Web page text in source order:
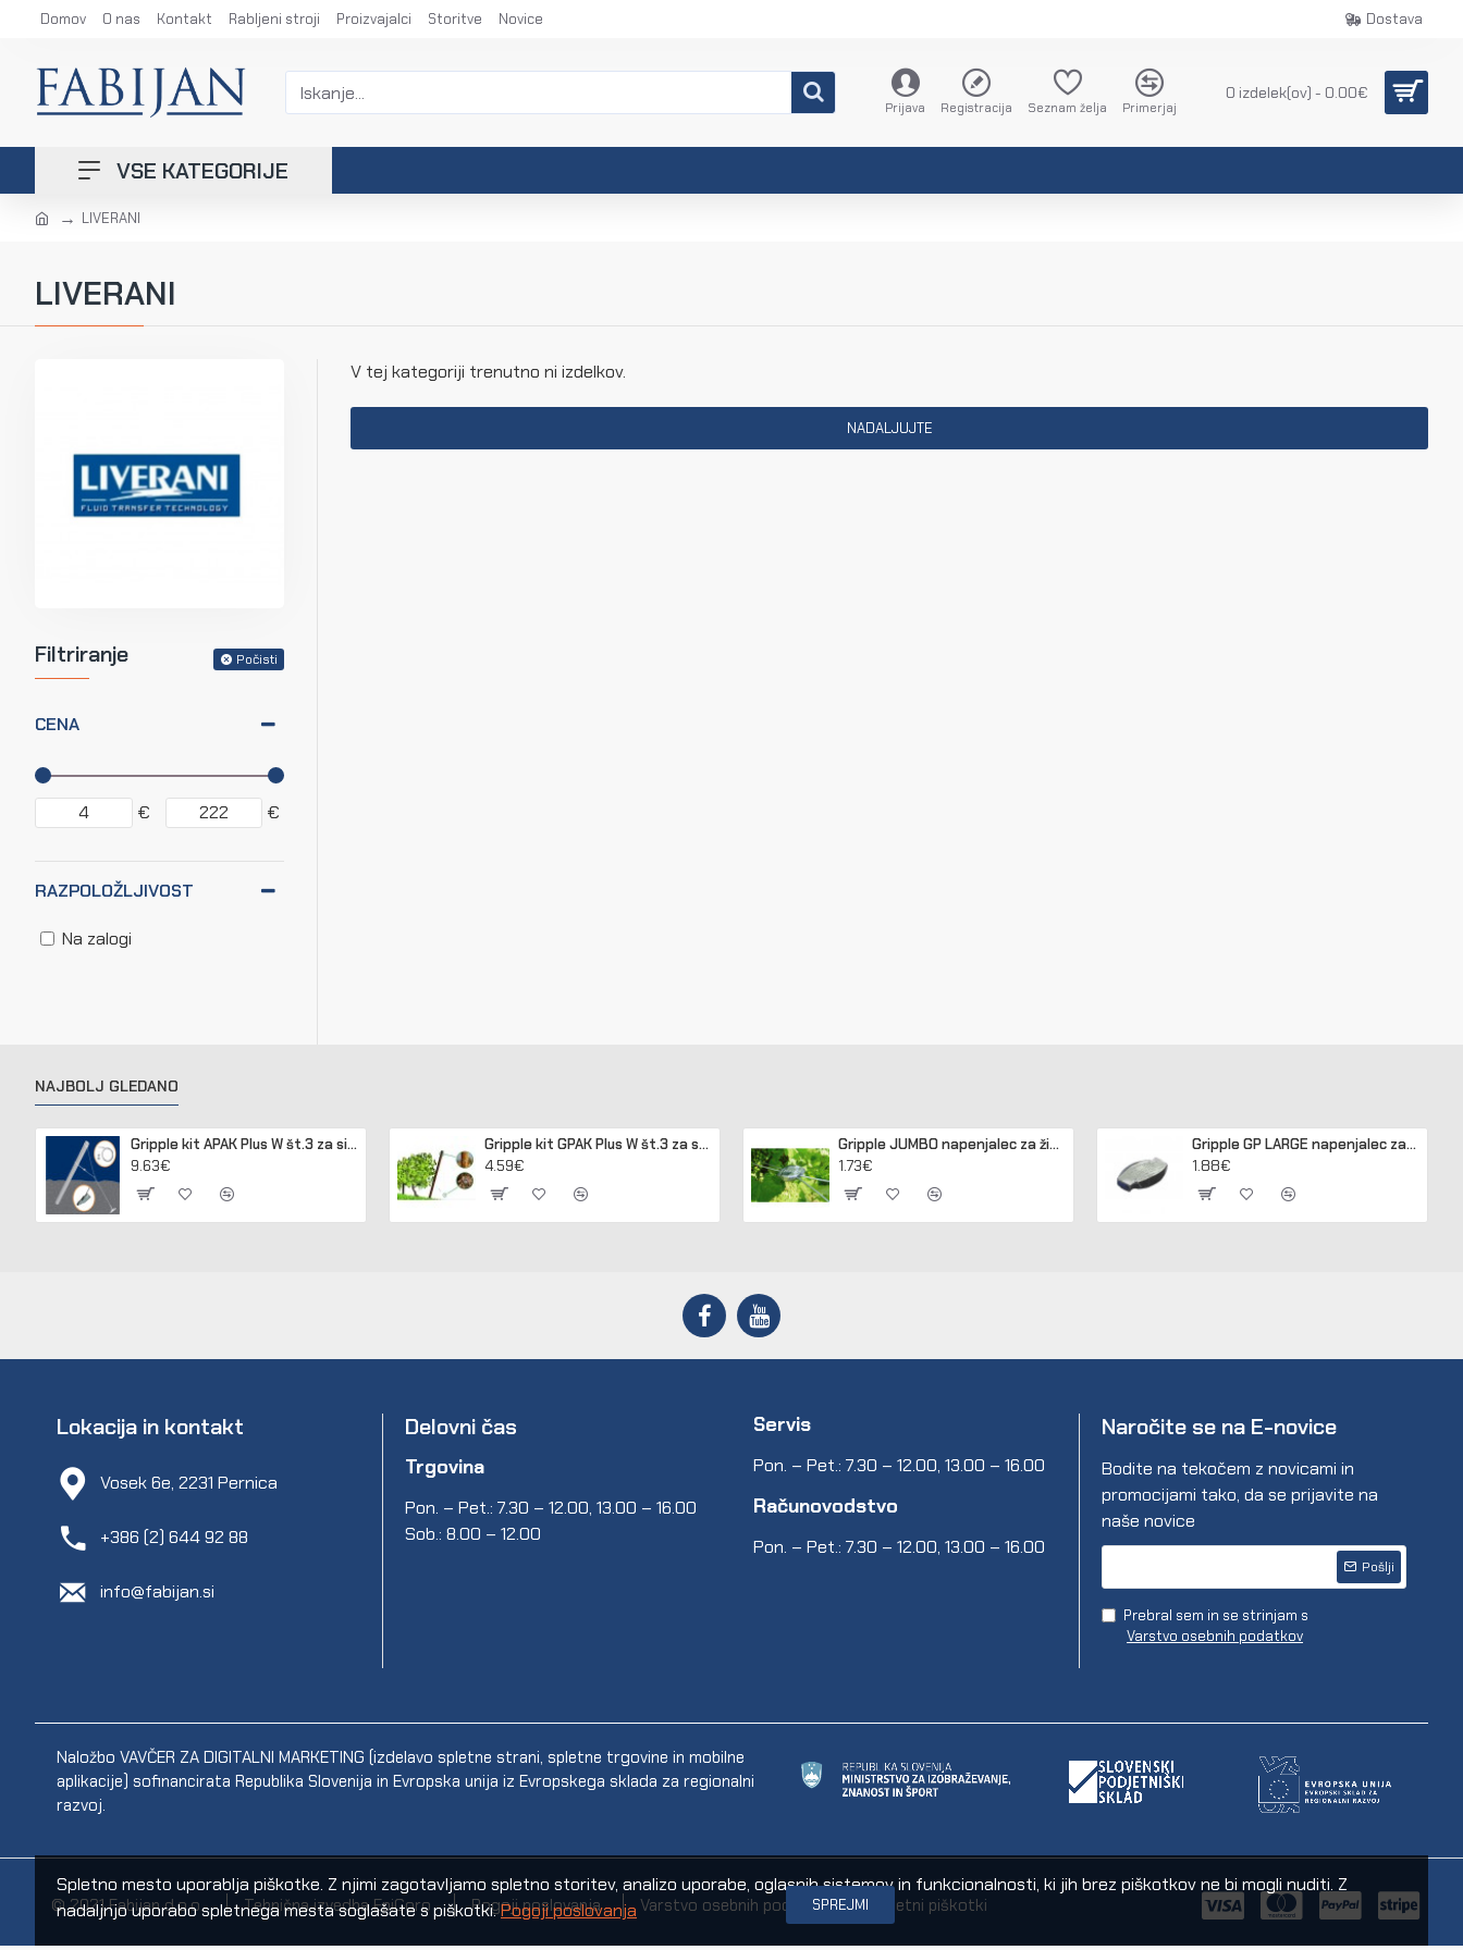
Domov O nas Kontakt Rabljeni stroji Proizvajalci Storitve Novice Dostava
Prijava Registracija Seznam želja Primerjaj
0 izdelek(ov) - 0.00€
VSE KATEGORIJE
LIVERANI
LIVERANI
Filtriranje Počisti
CENA
€ €
RAZPOLOŽLJIVOST
Na zalogi
V tej kategoriji trenutno ni izdelkov.
NADALJUJTE
NAJBOLJ GLEDANO
Gripple kit APAK Plus W št.3 za sidranje lesenih in betonskih stebrov
9.63€
Gripple kit GPAK Plus W št.3 za sidranje lesenih in betonskih stebrov
4.59€
Gripple JUMBO napenjalec za žico 2,50 - 3,15 mm (pakir. 20 kos)
1.73€
Gripple GP LARGE napenjalec za žico 3,2 - 4,2 mm (pakir. 20 kos)
1.88€
Lokacija in kontakt
Vosek 6e, 2231 Pernica
+386 (2) 644 92 88
info@fabijan.si
Delovni čas
Trgovina
Pon. – Pet.: 7.30 – 12.00, 13.00 – 16.00
Sob.: 8.00 – 12.00
Servis
Pon. – Pet.: 7.30 – 12.00, 13.00 – 16.00
Računovodstvo
Pon. – Pet.: 7.30 – 12.00, 13.00 – 16.00
Naročite se na E-novice
Bodite na tekočem z novicami in
promocijami tako, da se prijavite na
naše novice
Pošlji
Prebral sem in se strinjam s
Varstvo osebnih podatkov
Naložbo VAVČER ZA DIGITALNI MARKETING (izdelavo spletne strani, spletne trgovine in mobilne
aplikacije) sofinancirata Republika Slovenija in Evropska unija iz Evropskega sklada za regionalni
razvoj.
© 2021 Fabijan d.o.o. Tehnična izvedba EpiCoro Pogoji poslovanja Varstvo osebnih podatkov Spletni piškotki
SPREJMI
Spletno mesto uporablja piškotke. Z njimi zagotavljamo spletno storitev, analizo uporabe, oglasnih sistemov in funkcionalnosti, ki jih brez piškotkov ne bi mogli nuditi. Z
nadaljnjo uporabo spletnega mesta soglašate s piškotki.Pogoji poslovanja